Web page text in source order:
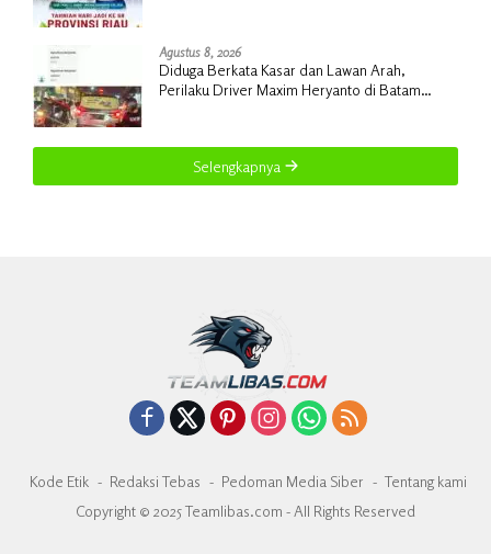
Agustus 8, 2026
Diduga Berkata Kasar dan Lawan Arah,
Perilaku Driver Maxim Heryanto di Batam
Selengkapnya
Kode Etik Redaksi Tebas Pedoman Media Siber
Tentang kami
Copyright © 2025 Teamlibas.com - All Rights Reserved